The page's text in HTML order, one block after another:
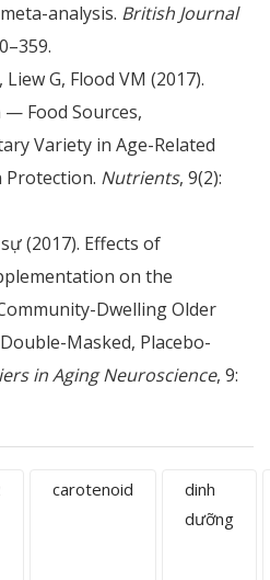
analysis. British Journal
G, Flood VM (2017).
Food Sources,
Variety in Age-Related
Protection. Nutrients, 9(2):
(2017). Effects of
on the
Dwelling Older
Masked, Placebo-
in Aging Neuroscience, 9:
carotenoid
dinh
dưỡng